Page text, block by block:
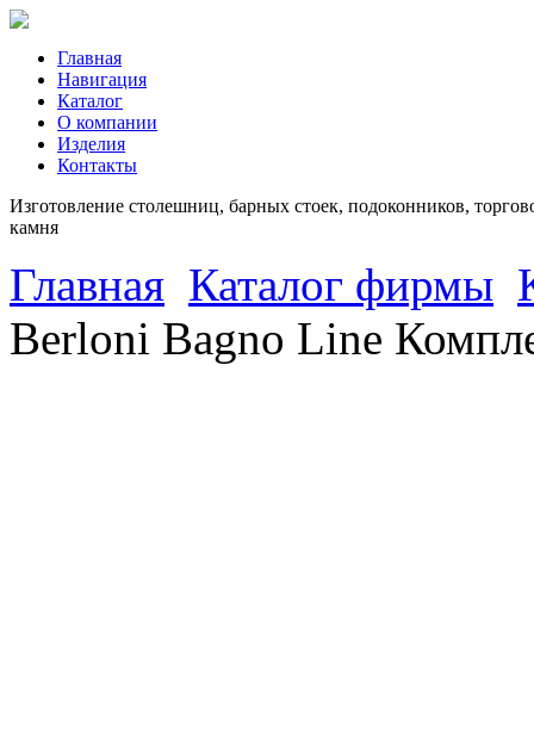
Главная
Навигация
Каталог
О компании
Изделия
Контакты
Изготовление столешниц, барных стоек, подоконников,
камня
Главная Каталог фирмы
Berloni Bagno Line